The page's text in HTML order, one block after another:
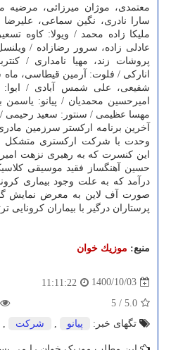
معتمدی، موژان میرزائی، مرضیه
سارا نادری، نگین سماعی،
ملیکا زاده محمد / ویولا: کاوه
عادلی زاده، سرور رضازاده / ویلنسل:
پروشات زند، مهیا نامداری /
انارکی / فلوت: آرمین قیطاسی، ماه
شفیعی، علی شمس آبادی /
امیرحسین محمدیان / پیانو: یاسمن
مهسا عظیمی / سنتور: سعید رحیمی
آخرین برنامه ارکستر سرزمین
وحدت با شرکت ارکستری متشکل از
این کنسرت که به رهبری نزهت
حسین آهنگساز فقید موسیقی
درآمد که به علت وجود بیماری
صورت آف لاین به معرض نمایش
پرستاران درگیر با بیماران کرونایی
منبع: موزیك خوان
1400/10/03
11:11:22
5.0
/
5
تگهای خبر:
پیانو شركت